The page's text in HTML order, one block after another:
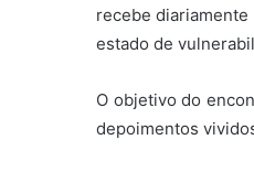
recebe
estado de
O objetivo do
depoimentos